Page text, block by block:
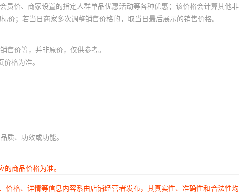
价、商家设置的指定人群单品优惠活动等各种优惠；该价格会计算其他
；若当日商家多次调整销售价格的，取当日最后展示的销售价格。
价等，并非原价，仅供参考。
格为准。
质、功效或功能。
商品价格为准。
格、详情等信息内容系由店铺经营者发布，其真实性、准确性和合法性